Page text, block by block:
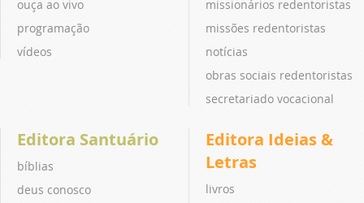
ouça ao vivo
programação
vídeos
missionários redentoristas
missões redentoristas
notícias
obras sociais redentoristas
secretariado vocacional
Editora Santuário
bíblias
deus conosco
Editora Ideias &
Letras
livros